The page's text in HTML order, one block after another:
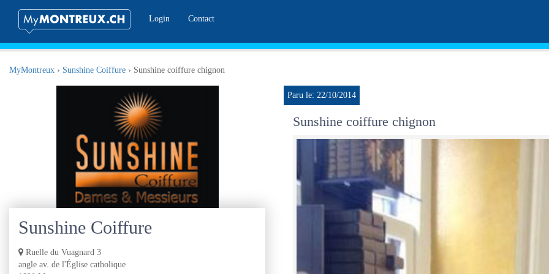
Login
Contact
MyMontreux › Sunshine Coiffure › Sunshine coiffure chignon
Sunshine Coiffure
Ruelle du Vuagnard 3
angle av. de l'Église catholique
Paru le: 22/10/2014
Sunshine coiffure chignon